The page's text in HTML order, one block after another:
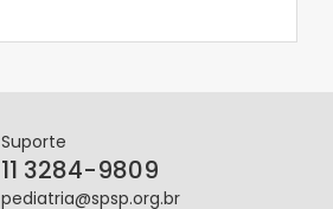
Suporte
11 3284-9809
pediatria@spsp.org.br